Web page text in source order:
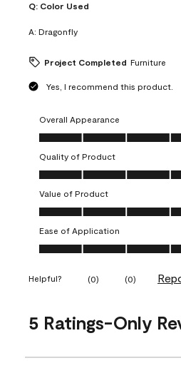
Q: Color Used
A: Dragonfly
Project Completed Furniture
Yes, I recommend this product.
Overall Appearance
Overall Appearance, 5.0 out of 5
Quality of Product
Quality of Product, 5.0 out of 5
Value of Product
Value of Product, 5.0 out of 5
Ease of Application
Ease of Application, 5.0 out of 5
Helpful? (0) (0)
5 Ratings-Only